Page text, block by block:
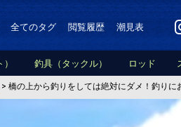
全てのタグ 閲覧履歴 潮見表
釣具（タックル） ロッド
> 橋の上から釣りをしては絶対にダメ！釣りに